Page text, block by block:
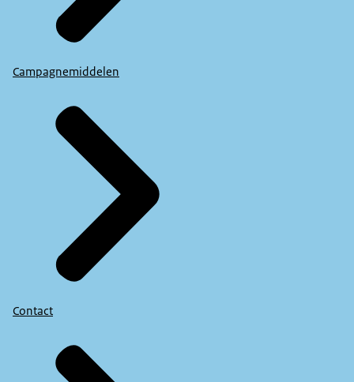
Campagnemiddelen
Contact